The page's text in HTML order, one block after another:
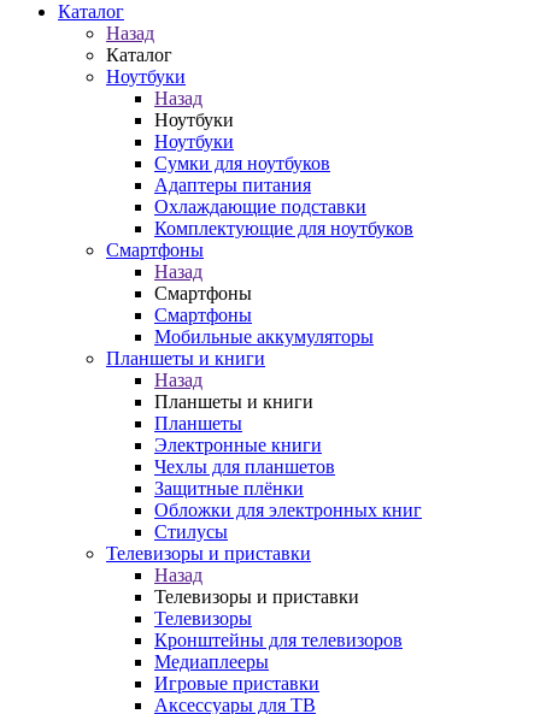
Каталог
Назад
Каталог
Ноутбуки
Назад
Ноутбуки
Ноутбуки
Сумки для ноутбуков
Адаптеры питания
Охлаждающие подставки
Комплектующие для ноутбуков
Смартфоны
Назад
Смартфоны
Смартфоны
Мобильные аккумуляторы
Планшеты и книги
Назад
Планшеты и книги
Планшеты
Электронные книги
Чехлы для планшетов
Защитные плёнки
Обложки для электронных книг
Стилусы
Телевизоры и приставки
Назад
Телевизоры и приставки
Телевизоры
Кронштейны для телевизоров
Медиаплееры
Игровые приставки
Аксессуары для ТВ